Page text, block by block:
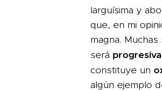
larguísima y
que, en mi
magna.
será progresiva
constituye un
algún ejemplo